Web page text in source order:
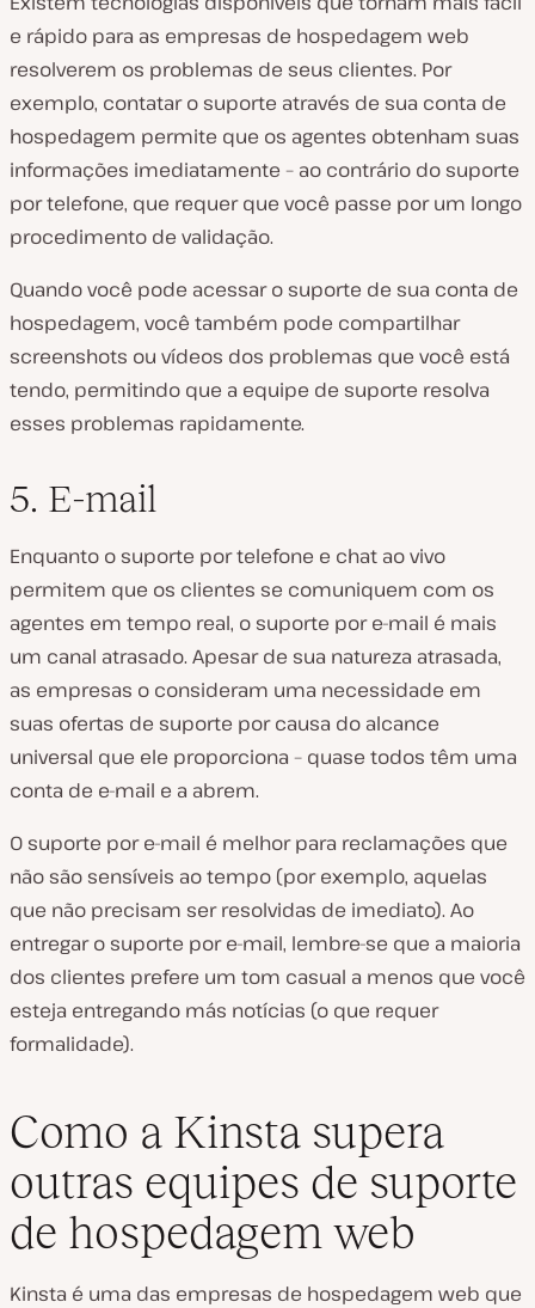
e rápido para as empresas de hospedagem web
resolverem os problemas de seus clientes. Por
exemplo, contatar o suporte através de sua conta de
hospedagem permite que os agentes obtenham suas
informações imediatamente – ao contrário do suporte
por telefone, que requer que você passe por um longo
procedimento de validação.
Quando você pode acessar o suporte de sua conta de
hospedagem, você também pode compartilhar
screenshots ou vídeos dos problemas que você está
tendo, permitindo que a equipe de suporte resolva
esses problemas rapidamente.
5. E-mail
Enquanto o suporte por telefone e chat ao vivo
permitem que os clientes se comuniquem com os
agentes em tempo real, o suporte por e-mail é mais
um canal atrasado. Apesar de sua natureza atrasada,
as empresas o consideram uma necessidade em
suas ofertas de suporte por causa do alcance
universal que ele proporciona – quase todos têm uma
conta de e-mail e a abrem.
O suporte por e-mail é melhor para reclamações que
não são sensíveis ao tempo (por exemplo, aquelas
que não precisam ser resolvidas de imediato). Ao
entregar o suporte por e-mail, lembre-se que a maioria
dos clientes prefere um tom casual a menos que você
esteja entregando más notícias (o que requer
formalidade).
Como a Kinsta supera
outras equipes de suporte
de hospedagem web
Kinsta é uma das empresas de hospedagem web que